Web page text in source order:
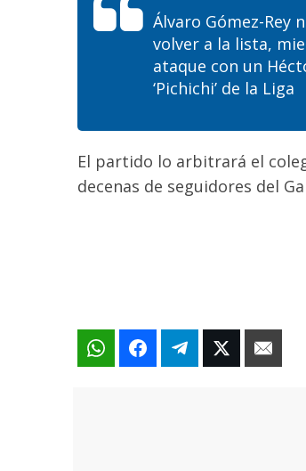
Álvaro Gómez-Rey
volver a la lista,
ataque con un
‘Pichichi’ de la Liga
El partido lo arbitrará el
decenas de seguidores del